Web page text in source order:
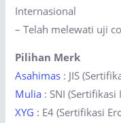
Internasional
– Telah melewati uji
Pilihan Merk
Asahimas : JIS
Mulia : SNI (Sertifikasi
XYG : E4 (Sertifikasi